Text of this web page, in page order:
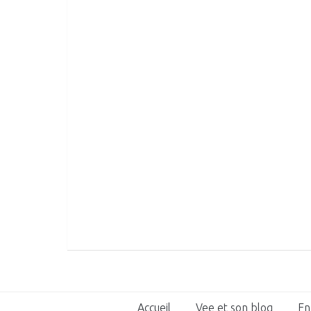
Accueil Vee et son blog